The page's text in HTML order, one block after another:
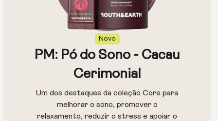
Novo
PM: Pó do Sono - Cacau
Cerimonial
Um dos destaques da coleção Core para
melhorar o sono, promover o
relaxamento, reduzir o stress e apoiar o